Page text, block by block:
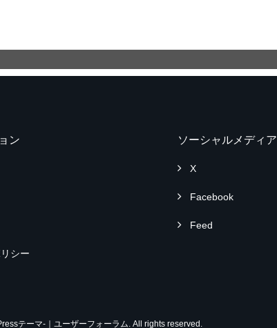
ン
シー
ソーシャルメディア
X
Facebook
Feed
テーマ-｜ユーザーフォーラム. All rights reserved.